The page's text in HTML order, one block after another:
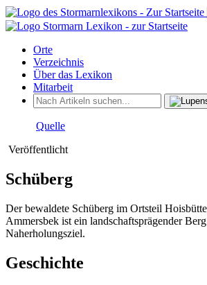
Orte
Verzeichnis
Über das Lexikon
Mitarbeit
Quelle
Veröffentlicht
Schüberg
Der bewaldete Schüberg im Ortsteil
Ammersbek ist ein landschaftsprägender
Naherholungsziel.
Geschichte